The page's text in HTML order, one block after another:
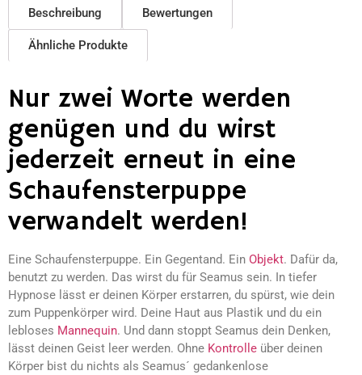
Beschreibung Bewertungen
Ähnliche Produkte
Nur zwei Worte werden
genügen und du wirst
jederzeit erneut in eine
Schaufensterpuppe
verwandelt werden!
Eine Schaufensterpuppe. Ein Gegentand. Ein Objekt. Dafür da,
benutzt zu werden. Das wirst du für Seamus sein. In tiefer
Hypnose lässt er deinen Körper erstarren, du spürst, wie dein
zum Puppenkörper wird. Deine Haut aus Plastik und du ein
lebloses Mannequin. Und dann stoppt Seamus dein Denken,
lässt deinen Geist leer werden. Ohne Kontrolle über deinen
Körper bist du nichts als Seamus´ gedankenlose